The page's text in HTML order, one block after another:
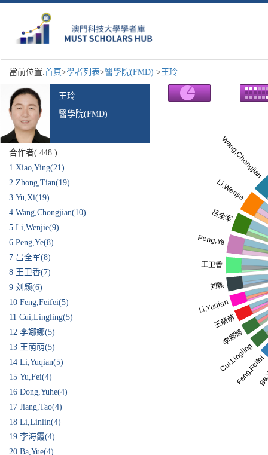
當前位置:首頁>學者列表>醫學院(FMD) > 王玲
王玲
醫學院(FMD)
合作者( 448 )
1 Xiao,Ying(21)
2 Zhong,Tian(19)
3 Yu,Xi(19)
4 Wang,Chongjian(10)
5 Li,Wenjie(9)
6 Peng,Ye(8)
7 吕全军(8)
8 王卫香(7)
9 刘颖(6)
10 Feng,Feifei(5)
11 Cui,Lingling(5)
12 李娜娜(5)
13 王萌萌(5)
14 Li,Yuqian(5)
15 Yu,Fei(4)
16 Dong,Yuhe(4)
17 Jiang,Tao(4)
18 Li,Linlin(4)
19 李海霞(4)
20 Ba,Yue(4)